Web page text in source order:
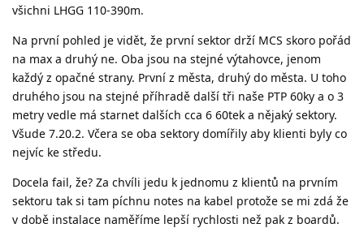
všichni LHGG 110-390m.
Na první pohled je vidět, že první sektor drží MCS skoro pořád
na max a druhý ne. Oba jsou na stejné výtahovce, jenom
každý z opačné strany. První z města, druhý do města. U toho
druhého jsou na stejné příhradě další tři naše PTP 60ky a o 3
metry vedle má starnet dalších cca 6 60tek a nějaký sektory.
Všude 7.20.2. Včera se oba sektory domířily aby klienti byly co
nejvíc ke středu.
Docela fail, že? Za chvíli jedu k jednomu z klientů na prvním
sektoru tak si tam píchnu notes na kabel protože se mi zdá že
v době instalace naměříme lepší rychlosti než pak z boardů.